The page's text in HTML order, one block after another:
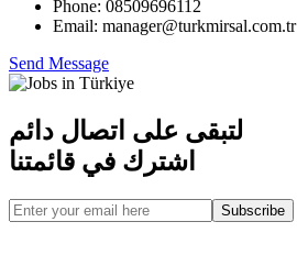
Phone: 08509696112
Email: manager@turkmirsal.com.tr
Send Message
لتبقى على اتصال دائم
اشترك في قائمتنا
Subscribe